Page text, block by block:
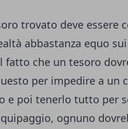
trovato deve essere
abbastanza equo
fatto che un tesoro
per impedire a un
e poi tenerlo tutto per
ognuno